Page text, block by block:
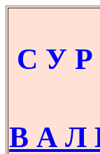
С
С У
В А Л